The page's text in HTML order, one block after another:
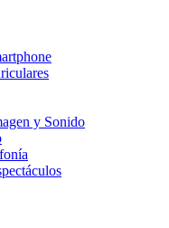
y Sonido